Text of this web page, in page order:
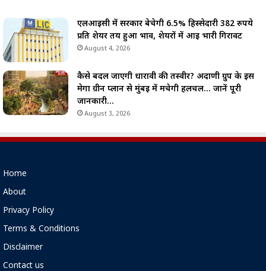
एलआईसी में सरकार बेचेगी 6.5% हिस्सेदारी 382 रुपये
प्रति शेयर तय हुआ भाव, शेयरों में आई भारी गिरावट
August 4, 2026
कैसे बदल जाएगी धारावी की तस्वीर? अदाणी ग्रुप के इस
मेगा ग्रीन प्लान से मुंबई में मचेगी हलचल… जानें पूरी
जानकारी…
August 3, 2026
Home
About
Privacy Policy
Terms & Conditions
Disclaimer
Contact us